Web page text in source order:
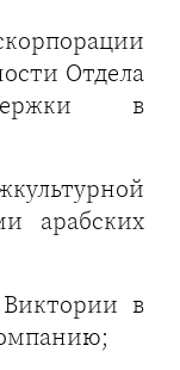
Отдела
в
арабских
в